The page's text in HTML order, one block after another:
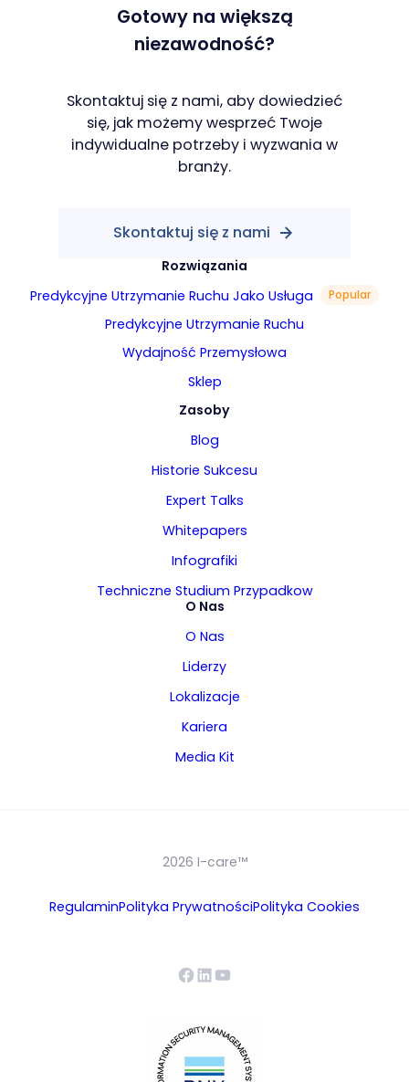
TECHNICAL ASSOCIATES
Gotowy na większą
niezawodność?
Skontaktuj się z nami, aby dowiedzieć
się, jak możemy wesprzeć Twoje
indywidualne potrzeby i wyzwania w
branży.
Skontaktuj się z nami
Rozwiązania
Predykcyjne Utrzymanie Ruchu Jako Usługa
Popular
Predykcyjne Utrzymanie Ruchu
Wydajność Przemysłowa
Sklep
Zasoby
Blog
Historie Sukcesu
Expert Talks
Whitepapers
Infografiki
Techniczne Studium Przypadkow
O Nas
O Nas
Liderzy
Lokalizacje
Kariera
Media Kit
2026 I-care™
RegulaminPolityka PrywatnościPolityka Cookies
Facebook
LinkedIn
YouTube